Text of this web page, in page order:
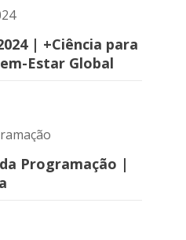
| +Ciência para
Estar Global
Programação |